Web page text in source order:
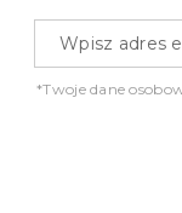
*Twoje dane